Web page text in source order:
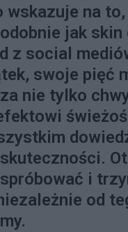
wskazuje na
jak skin
z social
swoje pięć
nie tylko
i
od